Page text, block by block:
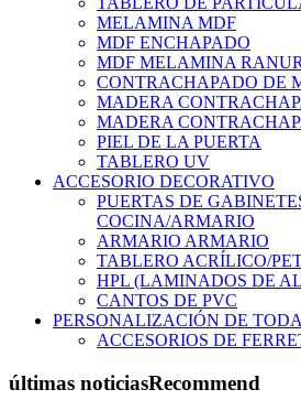
MELAMINA MDF
MDF ENCHAPADO
MDF MELAMINA
CONTRACHAPADO DE
MADERA
MADERA
PIEL DE LA PUERTA
TABLERO UV
ACCESORIO DECORATIVO
PUERTAS DE
COCINA/ARMARIO
ARMARIO ARMARIO
TABLERO ACRÍLICO/
HPL (LAMINADOS DE
CANTOS DE PVC
PERSONALIZACIÓN DE
ACCESORIOS DE
últimas noticiasRecommend